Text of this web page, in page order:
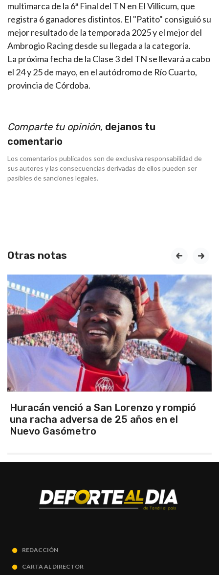
multimarca de la 6ª Final del TN en El Villicum, que
registra 6 ganadores distintos. El "Patito" consiguió su
mejor resultado de la temporada 2025 y el mejor del
Ambrogio Racing desde su llegada a la categoría.
La próxima fecha de la Clase 3 del TN se llevará a cabo
el 24 y 25 de mayo, en el autódromo de Río Cuarto,
provincia de Córdoba.
Comparte tu opinión, dejanos tu
comentario
Los comentarios publicados son de exclusiva responsabilidad de
sus autores y las consecuencias derivadas de ellos pueden ser
pasibles de sanciones legales.
Otras notas
Argentina se consagró campeona del
Sudamericano Femenino: le ganó la final a
Venezuela
prev next
REDACCIÓN
CARTA AL DIRECTOR